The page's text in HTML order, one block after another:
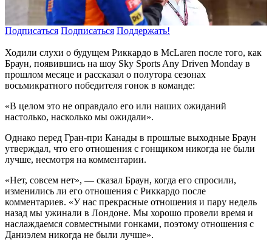
Подписаться Подписаться Поддержать!
Ходили слухи о будущем Риккардо в McLaren после того, как
Браун, появившись на шоу Sky Sports Any Driven Monday в
прошлом месяце и рассказал о полутора сезонах
восьмикратного победителя гонок в команде:
«В целом это не оправдало его или наших ожиданий
настолько, насколько мы ожидали».
Однако перед Гран-при Канады в прошлые выходные Браун
утверждал, что его отношения с гонщиком никогда не были
лучше, несмотря на комментарии.
«Нет, совсем нет», — сказал Браун, когда его спросили,
изменились ли его отношения с Риккардо после
комментариев. «У нас прекрасные отношения и пару недель
назад мы ужинали в Лондоне. Мы хорошо провели время и
наслаждаемся совместными гонками, поэтому отношения с
Даниэлем никогда не были лучше».